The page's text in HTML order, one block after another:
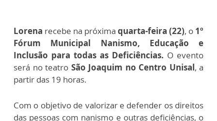
Lorena recebe na próxima quarta-feira (22), o 1º
Fórum Municipal Nanismo, Educação e
Inclusão para todas as Deficiências. O evento
será no teatro São Joaquim no Centro Unisal, a
partir das 19 horas.
Com o objetivo de valorizar e defender os direitos
das pessoas com nanismo e outras deficiências, o